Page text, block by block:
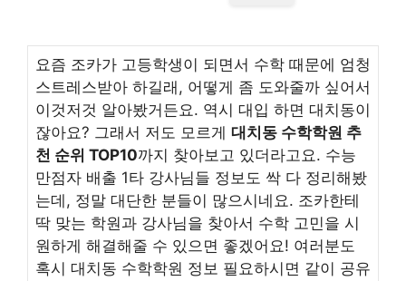
요즘 조카가 고등학생이 되면서 수학 때문에 엄청
스트레스받아 하길래, 어떻게 좀 도와줄까 싶어서
이것저것 알아봤거든요. 역시 대입 하면 대치동이
잖아요? 그래서 저도 모르게 대치동 수학학원 추
천 순위 TOP10까지 찾아보고 있더라고요. 수능
만점자 배출 1타 강사님들 정보도 싹 다 정리해봤
는데, 정말 대단한 분들이 많으시네요. 조카한테
딱 맞는 학원과 강사님을 찾아서 수학 고민을 시
원하게 해결해줄 수 있으면 좋겠어요! 여러분도
혹시 대치동 수학학원 정보 필요하시면 같이 공유